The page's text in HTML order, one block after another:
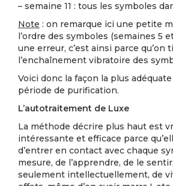
– semaine 11 : tous les symboles
Note : on remarque ici une petite
l’ordre des symboles (semaines 5
une erreur, c’est ainsi parce qu’on
l’enchaînement vibratoire des
Voici donc la façon la plus
période de purification.
L’autotraitement de Luxe
La méthode décrire plus haut est
intéressante et efficace parce
d’entrer en contact avec chaque
mesure, de l’apprendre, de le
seulement intellectuellement, de